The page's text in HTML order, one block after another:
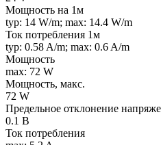
Мощность на 1м
typ: 14 W/m; max: 14.4 W/m
Ток потребления 1м
typ: 0.58 A/m; max: 0.6 A/m
Мощность
max: 72 W
Мощность, макс.
72 W
Предельное отклонение
0.1 В
Ток потребления